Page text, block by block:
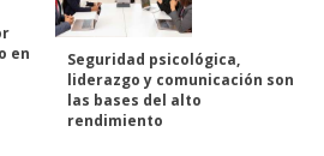
en
Seguridad psicológica,
liderazgo y comunicación son
las bases del alto
rendimiento